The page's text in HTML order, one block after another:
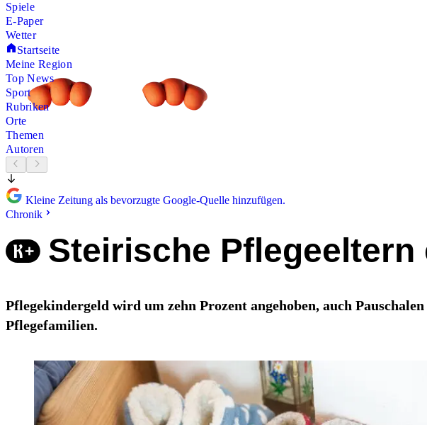
Spiele
E-Paper
Wetter
Startseite
Meine Region
Top News
Sport
Rubriken
Orte
Themen
Autoren
Kleine Zeitung als bevorzugte Google-Quelle hinzufügen.
Chronik
Steirische Pflegeeltern
Pflegekindergeld wird um zehn Prozent angehoben, auch
Pflegefamilien.